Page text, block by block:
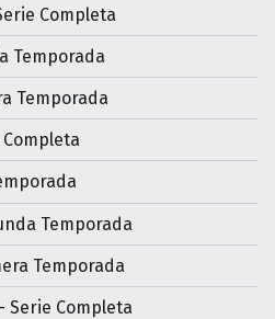
Completa
Temporada
Temporada
Temporada
Temporada
Serie Completa